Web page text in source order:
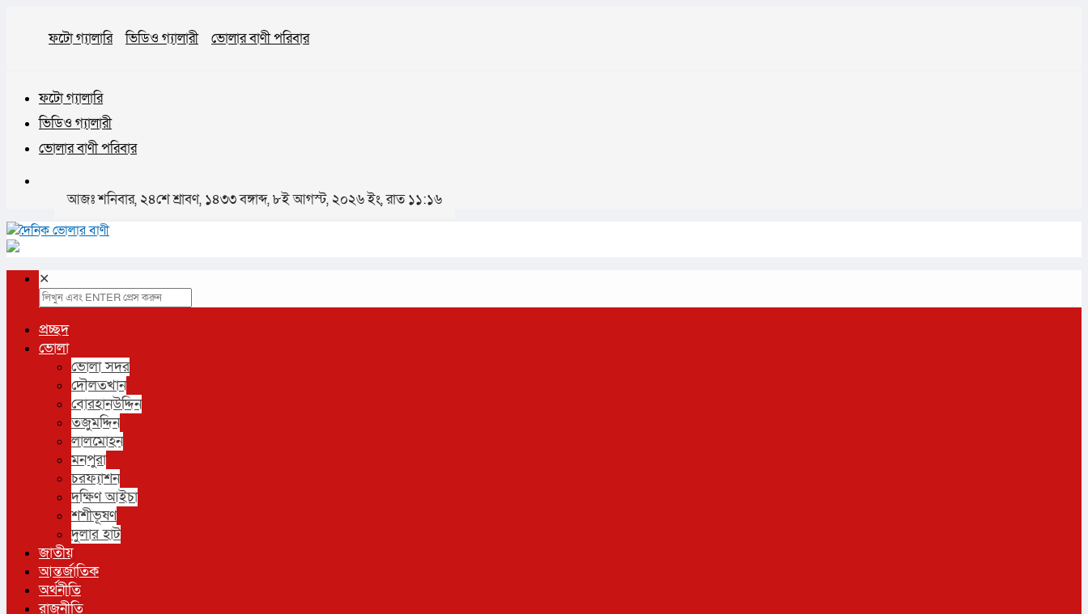
ফটো গ্যালারি ভিডিও গ্যালারী ভোলার বাণী পরিবার
ফটো গ্যালারি
ভিডিও গ্যালারী
ভোলার বাণী পরিবার
আজঃ শনিবার, ২৪শে শ্রাবণ, ১৪৩৩ বঙ্গাব্দ, ৮ই আগস্ট, ২০২৬ ইং, রাত ১১:১৬
✕
প্রচ্ছদ
ভোলা
ভোলা সদর
দৌলতখান
বোরহানউদ্দিন
তজুমদ্দিন
লালমোহন
মনপুরা
চরফ্যাশন
দক্ষিণ আইচা
শশীভূষণ
দুলার হাট
জাতীয়
আন্তর্জাতিক
অর্থনীতি
রাজনীতি